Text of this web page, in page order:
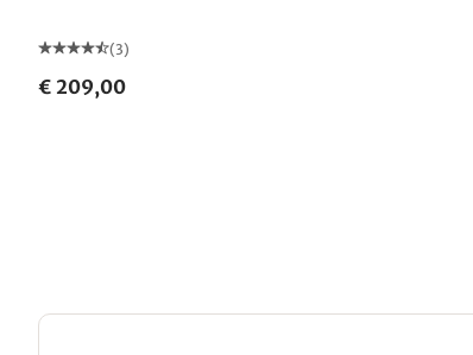
(3)
€ 209,00